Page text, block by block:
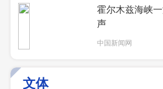
霍尔木兹海峡
声
中国新闻网
文体